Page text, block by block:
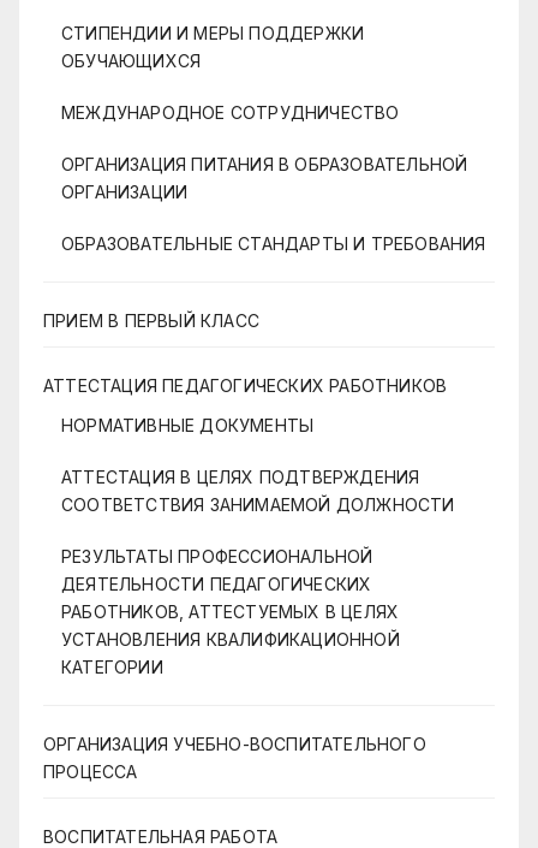
СТИПЕНДИИ И МЕРЫ ПОДДЕРЖКИ
ОБУЧАЮЩИХСЯ
МЕЖДУНАРОДНОЕ СОТРУДНИЧЕСТВО
ОРГАНИЗАЦИЯ ПИТАНИЯ В ОБРАЗОВАТЕЛЬНОЙ
ОРГАНИЗАЦИИ
ОБРАЗОВАТЕЛЬНЫЕ СТАНДАРТЫ И ТРЕБОВАНИЯ
ПРИЕМ В ПЕРВЫЙ КЛАСС
АТТЕСТАЦИЯ ПЕДАГОГИЧЕСКИХ РАБОТНИКОВ
НОРМАТИВНЫЕ ДОКУМЕНТЫ
АТТЕСТАЦИЯ В ЦЕЛЯХ ПОДТВЕРЖДЕНИЯ
СООТВЕТСТВИЯ ЗАНИМАЕМОЙ ДОЛЖНОСТИ
РЕЗУЛЬТАТЫ ПРОФЕССИОНАЛЬНОЙ
ДЕЯТЕЛЬНОСТИ ПЕДАГОГИЧЕСКИХ
РАБОТНИКОВ, АТТЕСТУЕМЫХ В ЦЕЛЯХ
УСТАНОВЛЕНИЯ КВАЛИФИКАЦИОННОЙ
КАТЕГОРИИ
ОРГАНИЗАЦИЯ УЧЕБНО-ВОСПИТАТЕЛЬНОГО
ПРОЦЕССА
ВОСПИТАТЕЛЬНАЯ РАБОТА